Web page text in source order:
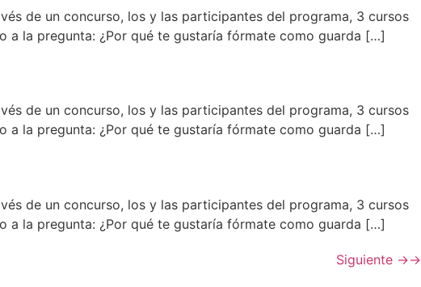
de un concurso, los y las participantes del programa, 3 cursos
a la pregunta: ¿Por qué te gustaría fórmate como guarda […]
de un concurso, los y las participantes del programa, 3 cursos
a la pregunta: ¿Por qué te gustaría fórmate como guarda […]
de un concurso, los y las participantes del programa, 3 cursos
a la pregunta: ¿Por qué te gustaría fórmate como guarda […]
Siguiente →